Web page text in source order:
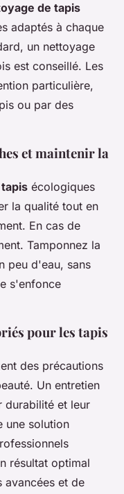
de tapis
adaptés à chaque
un nettoyage
est conseillé. Les
particulière,
ou par des
et maintenir la
écologiques
la qualité tout en
En cas de
Tamponnez la
peu d'eau, sans
s'enfonce
pour les tapis
des précautions
Un entretien
durabilité et leur
une solution
résultat optimal
avancées et de